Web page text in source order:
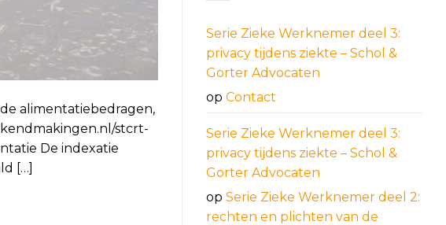
alimentatiebedragen,
stcrt-
De indexatie
[…]
Serie Zieke Werknemer deel 3:
privacy tijdens ziekte – Schol &
Gorter Advocaten
op Contact
Serie Zieke Werknemer deel 3:
privacy tijdens ziekte – Schol &
Gorter Advocaten
op Serie Zieke Werknemer deel 2:
rechten en plichten van de